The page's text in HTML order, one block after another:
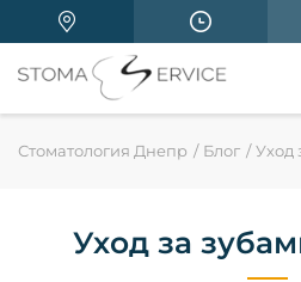
Стоматология Днепр Блог Уход
Уход за